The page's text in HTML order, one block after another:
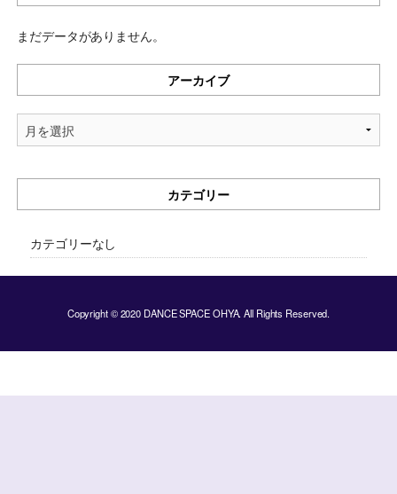
まだデータがありません。
アーカイブ
ア
ー
ブ
カテゴリー
カテゴリーなし
Copyright © 2020 DANCE SPACE OHYA. All Rights Reserved.